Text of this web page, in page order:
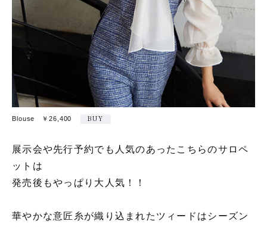
Blouse ￥26,400 BUY
展示会や先行予約でも人気のあったこちらのサロペ
ットは
発売後もやっぱり大人気！！
華やかな意匠糸が織り込まれたツィードはシーズン